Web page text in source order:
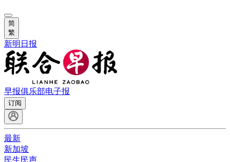
简
繁
新明日报
早报俱乐部电子报
订阅
最新
新加坡
民生民声